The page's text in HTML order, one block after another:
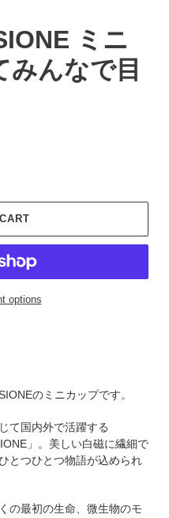
ミニ
みんなで目
options
のミニカップです。
て国内外で活躍する
」。美しい白磁に繊細で
とつひとつ物語が込められ
の最初の生命、微生物のモ